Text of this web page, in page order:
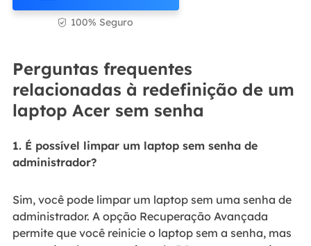
 100% Seguro
Perguntas frequentes
relacionadas à redefinição de um
laptop Acer sem senha
1. É possível limpar um laptop sem senha de
administrador?
Sim, você pode limpar um laptop sem uma senha de
administrador. A opção Recuperação Avançada
permite que você reinicie o laptop sem a senha, mas